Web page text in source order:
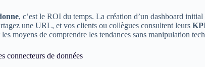
, c’est le ROI du temps. La création d’un dashboard
une URL, et vos clients ou collègues consultent leurs
les moyens de comprendre les tendances sans manipulation
connecteurs de données